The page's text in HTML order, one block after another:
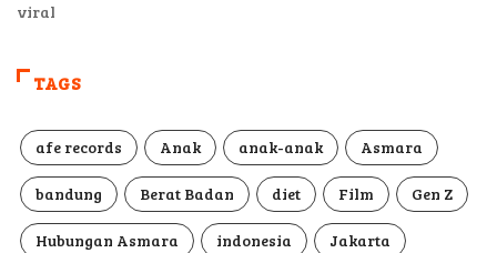
viral
TAGS
afe records Anak anak-anak Asmara
bandung Berat Badan diet Film Gen Z
Hubungan Asmara indonesia Jakarta